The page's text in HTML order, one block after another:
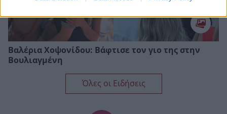
Βαλέρια Χοψονίδου: Bάφτισε τον γιο της στην
Βουλιαγμένη
Όλες οι Ειδήσεις